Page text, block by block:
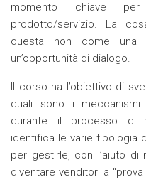
momento chiave
prodotto/servizio. La
questa non come
un’opportunità di dialogo.
Il corso ha l’obiettivo di
quali sono i
durante il processo di
identifica le varie tipologia
per gestirle, con l’aiuto di
diventare venditori a